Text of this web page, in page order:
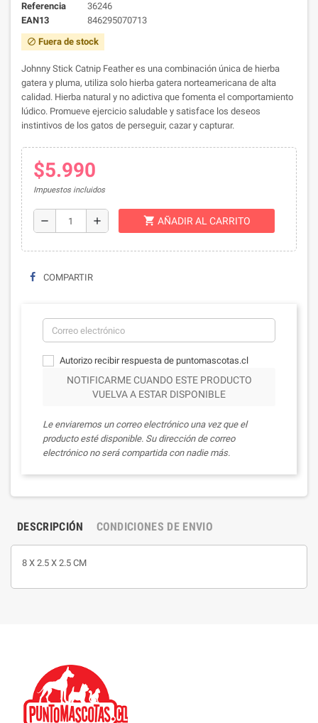
Referencia
36246
EAN13
846295070713
block Fuera de stock
Johnny Stick Catnip Feather es una combinación única de hierba
gatera y pluma, utiliza solo hierba gatera norteamericana de alta
calidad. Hierba natural y no adictiva que fomenta el comportamiento
lúdico. Promueve ejercicio saludable y satisface los deseos
instintivos de los gatos de perseguir, cazar y capturar.
$5.990
Impuestos incluidos
remove add shopping_cart AÑADIR AL CARRITO
COMPARTIR
Autorizo recibir respuesta de puntomascotas.cl
NOTIFICARME CUANDO ESTE PRODUCTO
VUELVA A ESTAR DISPONIBLE
Le enviaremos un correo electrónico una vez que el
producto esté disponible. Su dirección de correo
electrónico no será compartida con nadie más.
DESCRIPCIÓN CONDICIONES DE ENVIO
8 X 2.5 X 2.5 CM